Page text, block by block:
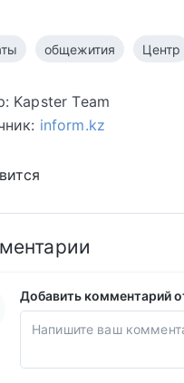
общежития Центр
Kapster Team
inform.kz
Добавить комментарий